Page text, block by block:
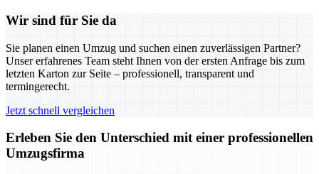
Wir sind für Sie da
Sie planen einen Umzug und suchen einen zuverlässigen Partner?
Unser erfahrenes Team steht Ihnen von der ersten Anfrage bis zum
letzten Karton zur Seite – professionell, transparent und
termingerecht.
Jetzt schnell vergleichen
Erleben Sie den Unterschied mit einer professionellen
Umzugsfirma